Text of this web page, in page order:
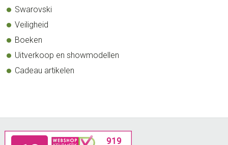
Swarovski
Veiligheid
Boeken
Uitverkoop en showmodellen
Cadeau artikelen
Footer